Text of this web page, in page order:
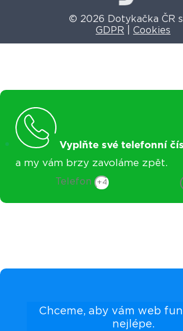
© 2026 Dotykačka ČR
GDPR
Cookies
Vyplňte své telefonní
a my vám brzy zavoláme zpět.
Telefon
Chceme, aby vám web
nejlépe.